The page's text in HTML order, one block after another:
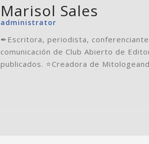
Marisol Sales
administrator
✒Escritora, periodista,
comunicación de Club Abierto de
publicados. ⭐️Creadora de